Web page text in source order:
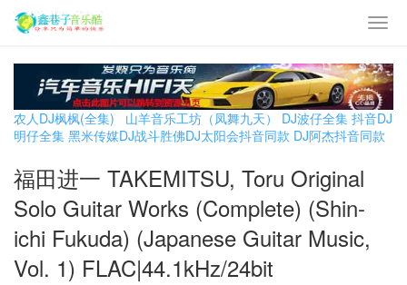
农人DJ枫枫(全集) 山羊音乐工坊（凤舞九天） DJ波仔全集 抖音DJ
明仔全集 黑米传媒DJ战斗胜佛DJ太阳会抖音同款 DJ阿杰抖音同款
福田进一 TAKEMITSU, Toru Original
Solo Guitar Works (Complete) (Shin-
ichi Fukuda) (Japanese Guitar Music,
Vol. 1) FLAC|44.1kHz/24bit